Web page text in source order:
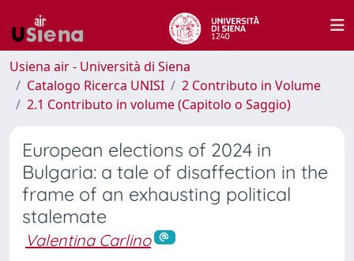
Usiena air - Università di Siena
Catalogo Ricerca UNISI
2 Contributo in Volume
2.1 Contributo in volume (Capitolo o Saggio)
European elections of 2024 in
Bulgaria: a tale of disaffection in the
frame of an exhausting political
stalemate
Valentina Carlino